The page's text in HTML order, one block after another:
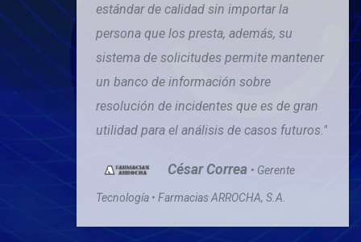
estándar de calidad sin importar la
persona que los presta, además, su
sistema de solicitudes permite mantener
un banco de información sobre
resolución de incidentes que es de gran
utilidad para el análisis de casos futuros."
César Correa • Gerente
Tecnología • Farmacias ARROCHA, S.A.